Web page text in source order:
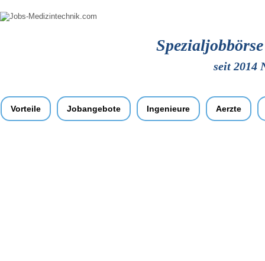
seit 2014
Vorteile Jobangebote Ingenieure Aerzte